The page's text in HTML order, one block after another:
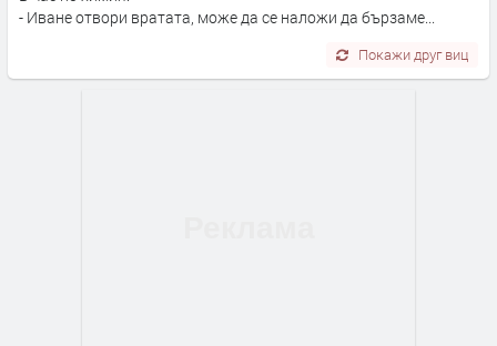
- Иване отвори вратата, може да се наложи да бързаме...
Покажи друг виц